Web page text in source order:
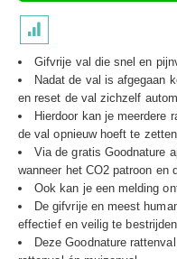
Gifvrije val die snel en
Nadat de val is afgegaan
en reset de val zichzelf
Hierdoor kan je meerdere
de val opnieuw hoeft te
Via de gratis Goodnature
wanneer het CO2 patroon en
Ook kan je een melding
De gifvrije en meest
effectief en veilig te
Deze Goodnature